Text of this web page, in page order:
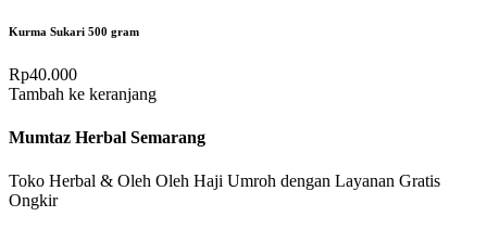
Kurma Sukari 500 gram
Rp40.000
Tambah ke keranjang
Mumtaz Herbal Semarang
Toko Herbal & Oleh Oleh Haji Umroh dengan Layanan Gratis
Ongkir